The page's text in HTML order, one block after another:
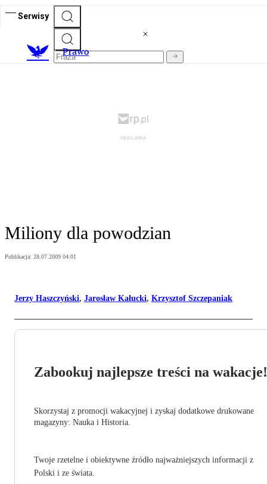
Serwisy
Prawo
Miliony dla powodzian
Publikacja: 28.07.2009 04:01
Jerzy Haszczyński, Jarosław Kałucki, Krzysztof Szczepaniak
Zabookuj najlepsze treści na wakacje!
Skorzystaj z promocji wakacyjnej i zyskaj dodatkowe drukowane
magazyny: Nauka i Historia.
Twoje rzetelne i obiektywne źródło najważniejszych informacji z
Polski i ze świata.